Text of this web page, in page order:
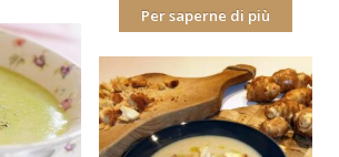
Per saperne di più